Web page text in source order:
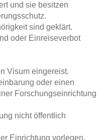
und sie besitzen
sind geklärt.
oder Einreiseverbot
Visum eingereist.
oder einen
Forschungseinrichtung
nicht öffentlich
Einrichtung vorlegen.